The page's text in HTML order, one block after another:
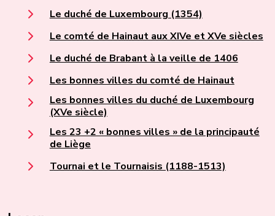
Le duché de Luxembourg (1354)
Le comté de Hainaut aux XIVe et XVe siècles
Le duché de Brabant à la veille de 1406
Les bonnes villes du comté de Hainaut
Les bonnes villes du duché de Luxembourg
(XVe siècle)
Les 23 +2 « bonnes villes » de la principauté
de Liège
Tournai et le Tournaisis (1188-1513)